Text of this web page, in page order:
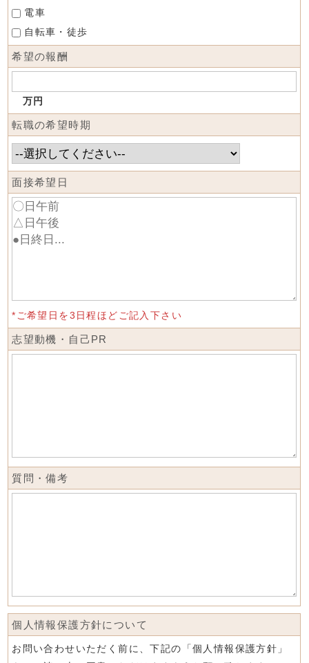
電車
自転車・徒歩
希望の報酬
万円
転職の希望時期
面接希望日
*ご希望日を3日程ほどご記入下さい
志望動機・自己PR
質問・備考
個人情報保護方針について
お問い合わせいただく前に、下記の「個人情報保護方針」